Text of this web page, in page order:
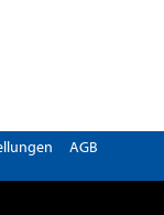
AGB